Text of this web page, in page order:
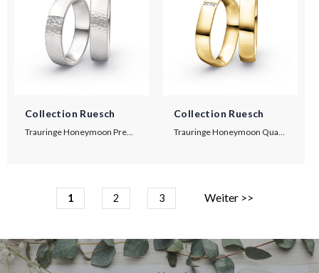
Collection Ruesch
Trauringe Honeymoon Premium
Collection Ruesch
Trauringe Honeymoon Quadra
1 2 3 Weiter >>